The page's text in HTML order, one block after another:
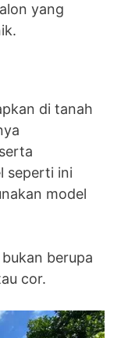
yang
di tanah
seperti ini
model
berupa
cor.